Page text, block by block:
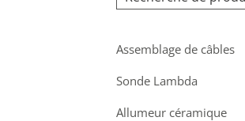
Assemblage de câbles
Sonde Lambda
Allumeur céramique